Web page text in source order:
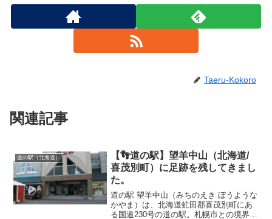
Taeru-Kokoro
関連記事
道の駅（北海道）
【👣道の駅】望羊中山（北海道/
喜茂別町）に足跡を残してきまし
た。
道の駅 望羊中山（みちのえき ぼうような
かやま）は、北海道虻田郡喜茂別町にあ
る国道230号の道の駅。札幌市との境界付